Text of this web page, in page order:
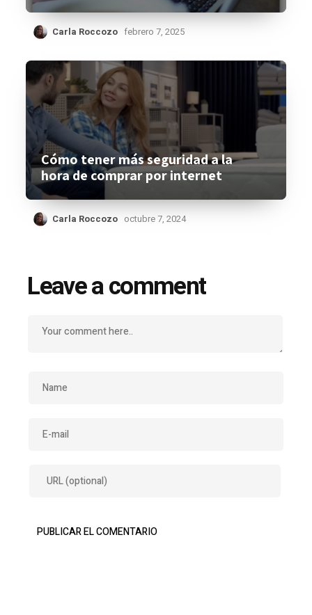
Carla Roccozo febrero 7, 2025
Cómo tener más seguridad a la
hora de comprar por internet
Carla Roccozo octubre 7, 2024
Leave a comment